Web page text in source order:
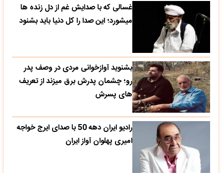
غسالی که با صدایش غم از دل زنده ها
میشورد؛ این صدا را کل دنیا باید بشنود
بشنوید آوازخوانی مردی در وصف پدر
رو؛ چشمان پدرش برق میزند از تعریف
های پسرش
رادیو ایران دهه 50 با صدای ایرج خواجه
امیری پهلوان آواز ایران